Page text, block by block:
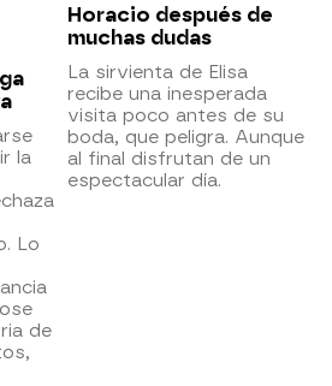
la
Lo
de
Horacio después de
muchas dudas
La sirvienta de Elisa
recibe una inesperada
visita poco antes de su
boda, que peligra. Aunque
al final disfrutan de un
espectacular día.